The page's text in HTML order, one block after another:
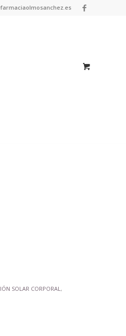
SOLAR CORPORAL,